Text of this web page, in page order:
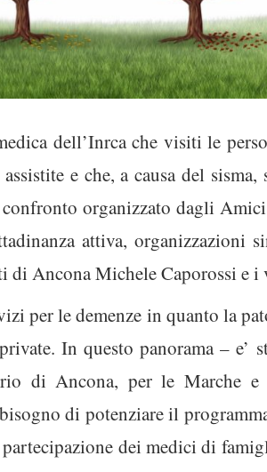
dell’Inrca che visiti le
e che, a causa del sisma,
organizzato dagli
attiva, organizzazioni
Ancona Michele Caporossi e i
per le demenze in quanto la
In questo panorama – e’
di Ancona, per le Marche
di potenziare il
dei medici di